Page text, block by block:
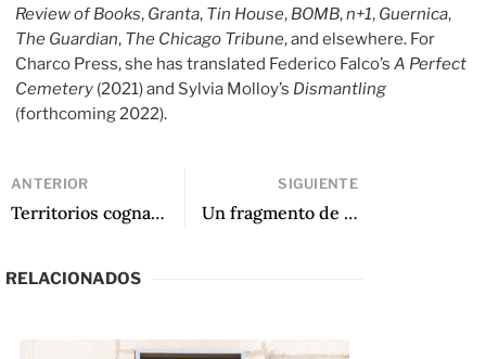
Review of Books, Granta, Tin House, BOMB,n+1, Guernica,
The Guardian, The Chicago Tribune, and elsewhere. For
Charco Press, she has translated Federico Falco’sA Perfect
Cemetery (2021) and Sylvia Molloy’s Dismantling
(forthcoming 2022).
ANTERIOR
Territorios cognados: Traduciendo América Latina desde Oklahoma
SIGUIENTE
Un fragmento de Vivir Venecia
RELACIONADOS